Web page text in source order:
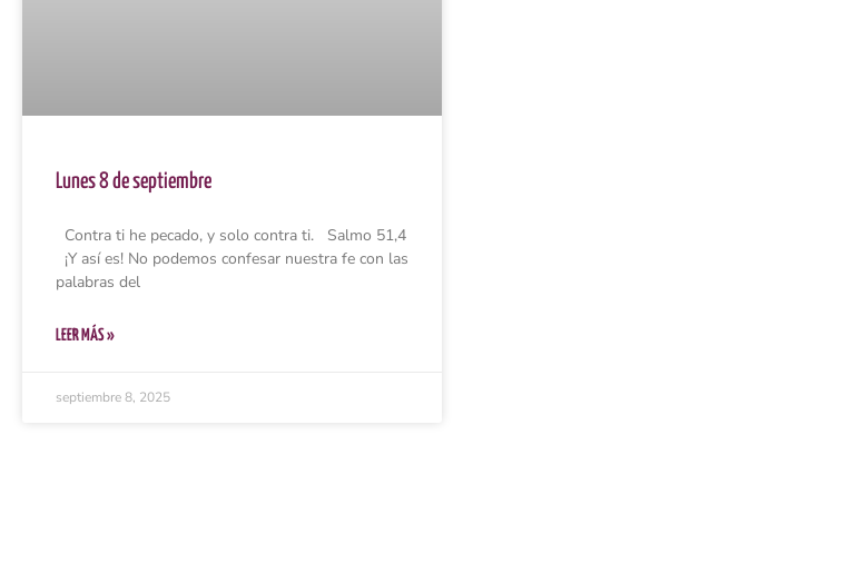
Lunes 8 de septiembre
Contra ti he pecado, y solo contra ti. Salmo 51,4
¡Y así es! No podemos confesar nuestra fe con las
palabras del
LEER MÁS »
septiembre 8, 2025